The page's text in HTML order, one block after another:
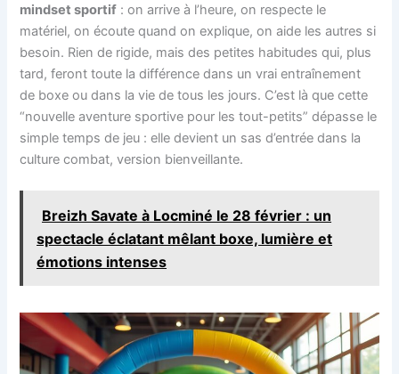
mindset sportif : on arrive à l’heure, on respecte le
matériel, on écoute quand on explique, on aide les autres si
besoin. Rien de rigide, mais des petites habitudes qui, plus
tard, feront toute la différence dans un vrai entraînement
de boxe ou dans la vie de tous les jours. C’est là que cette
“nouvelle aventure sportive pour les tout-petits” dépasse le
simple temps de jeu : elle devient un sas d’entrée dans la
culture combat, version bienveillante.
Breizh Savate à Locminé le 28 février : un
spectacle éclatant mêlant boxe, lumière et
émotions intenses